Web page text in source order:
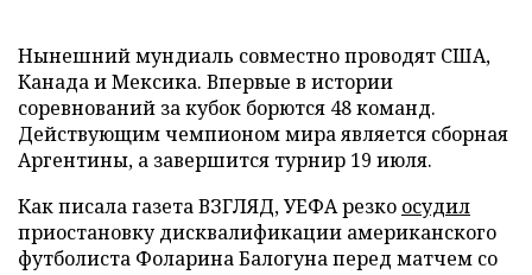
Нынешний мундиаль совместно проводят США,
Канада и Мексика. Впервые в истории
соревнований за кубок борются 48 команд.
Действующим чемпионом мира является сборная
Аргентины, а завершится турнир 19 июля.
Как писала газета ВЗГЛЯД, УЕФА резко осудил
приостановку дисквалификации американского
футболиста Фоларина Балогуна перед матчем со